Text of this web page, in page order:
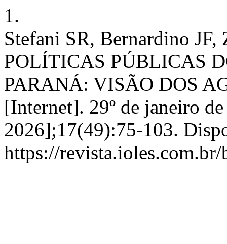
1.
Stefani SR, Bernardino
POLÍTICAS PÚBLICAS
PARANÁ: VISÃO DOS
[Internet]. 29º de janeiro
2026];17(49):75-103.
https://